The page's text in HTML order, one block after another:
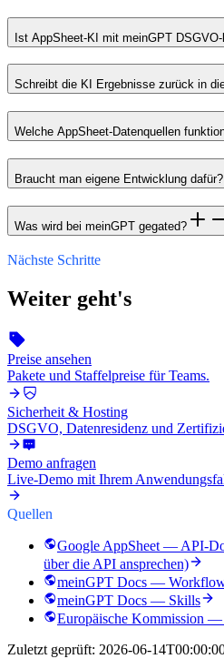
Ist AppSheet-KI mit meinGPT
Schreibt die KI Ergebnisse zurück in
Welche AppSheet-Datenquellen
Braucht man eigene Entwicklung dafür?
Was wird bei meinGPT gegated?
Nächste Schritte
Weiter geht's
Preise ansehen
Pakete und Staffelpreise für Teams.
Sicherheit & Hosting
DSGVO, Datenresidenz und
Demo anfragen
Live-Demo mit Ihrem
Quellen
Google AppSheet — API-
über die API ansprechen)
meinGPT Docs —
meinGPT Docs — Skills
Europäische Kommission
Zuletzt geprüft: 2026-06-